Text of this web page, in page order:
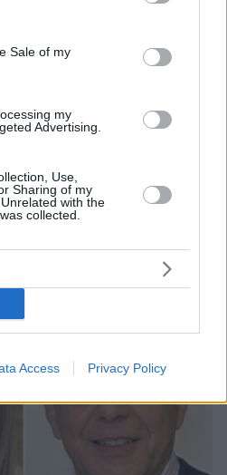
and its third-party tags to
purposes in below Google
Sale of my
my
Advertising.
Use,
Sharing of my
with the
collected.
Access Privacy Policy
από το τσουνάμι
της μεγάλης